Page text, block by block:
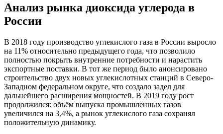
Анализ рынка диоксида углерода в
России
В 2018 году производство углекислого газа в России выросло
на 11% относительно предыдущего года, что позволило
полностью покрыть внутренние потребности и нарастить
экспортные поставки. В тот же период было анонсировано
строительство двух новых углекислотных станций в Северо-
Западном федеральном округе, что создало задел для
дальнейшего расширения мощностей. В 2019 году рост
продолжился: объём выпуска промышленных газов
увеличился на 3,4%, а рынок углекислого газа сохранял
положительную динамику.